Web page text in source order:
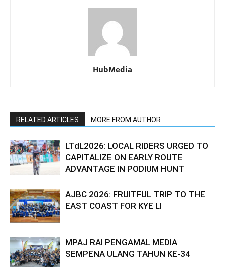
HubMedia
RELATED ARTICLES MORE FROM AUTHOR
LTdL2026: LOCAL RIDERS URGED TO
CAPITALIZE ON EARLY ROUTE
ADVANTAGE IN PODIUM HUNT
AJBC 2026: FRUITFUL TRIP TO THE
EAST COAST FOR KYE LI
MPAJ RAI PENGAMAL MEDIA
SEMPENA ULANG TAHUN KE-34